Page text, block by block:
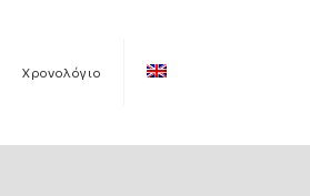
Χρονολόγιο